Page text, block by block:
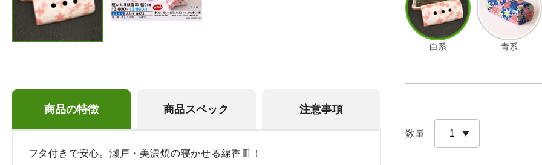
商品の特徴 商品スペック 注意事項
フタ付きで安心。瀬戸・美濃焼の寝かせる線香皿！
白系 青系
数量